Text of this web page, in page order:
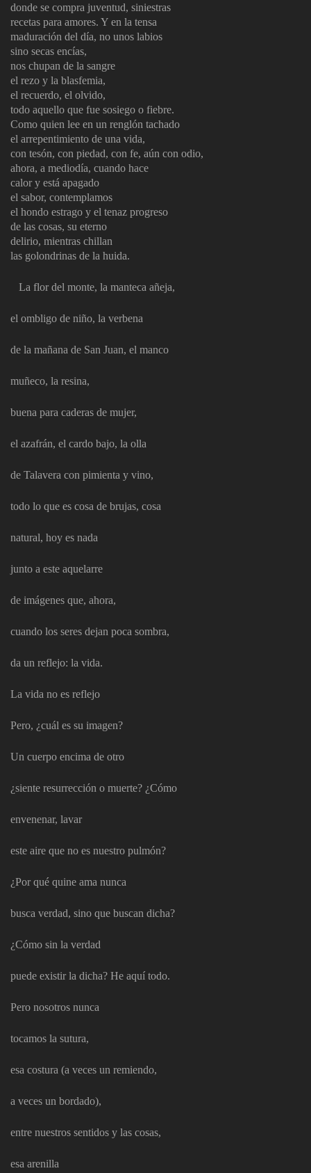
donde se compra juventud, siniestras
recetas para amores. Y en la tensa
maduración del día, no unos labios
sino secas encías,
nos chupan de la sangre
el rezo y la blasfemia,
el recuerdo, el olvido,
todo aquello que fue sosiego o fiebre.
Como quien lee en un renglón tachado
el arrepentimiento de una vida,
con tesón, con piedad, con fe, aún con odio,
ahora, a mediodía, cuando hace
calor y está apagado
el sabor, contemplamos
el hondo estrago y el tenaz progreso
de las cosas, su eterno
delirio, mientras chillan
las golondrinas de la huida.
La flor del monte, la manteca añeja,
el ombligo de niño, la verbena
de la mañana de San Juan, el manco
muñeco, la resina,
buena para caderas de mujer,
el azafrán, el cardo bajo, la olla
de Talavera con pimienta y vino,
todo lo que es cosa de brujas, cosa
natural, hoy es nada
junto a este aquelarre
de imágenes que, ahora,
cuando los seres dejan poca sombra,
da un reflejo: la vida.
La vida no es reflejo
Pero, ¿cuál es su imagen?
Un cuerpo encima de otro
¿siente resurrección o muerte? ¿Cómo
envenenar, lavar
este aire que no es nuestro pulmón?
¿Por qué quine ama nunca
busca verdad, sino que buscan dicha?
¿Cómo sin la verdad
puede existir la dicha? He aquí todo.
Pero nosotros nunca
tocamos la sutura,
esa costura (a veces un remiendo,
a veces un bordado),
entre nuestros sentidos y las cosas,
esa arenilla